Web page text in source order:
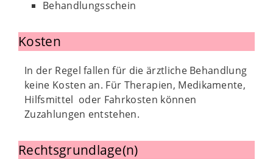
Behandlungsschein
Kosten
In der Regel fallen für die ärztliche Behandlung
keine Kosten an. Für Therapien, Medikamente,
Hilfsmittel oder Fahrkosten können
Zuzahlungen entstehen.
Rechtsgrundlage(n)